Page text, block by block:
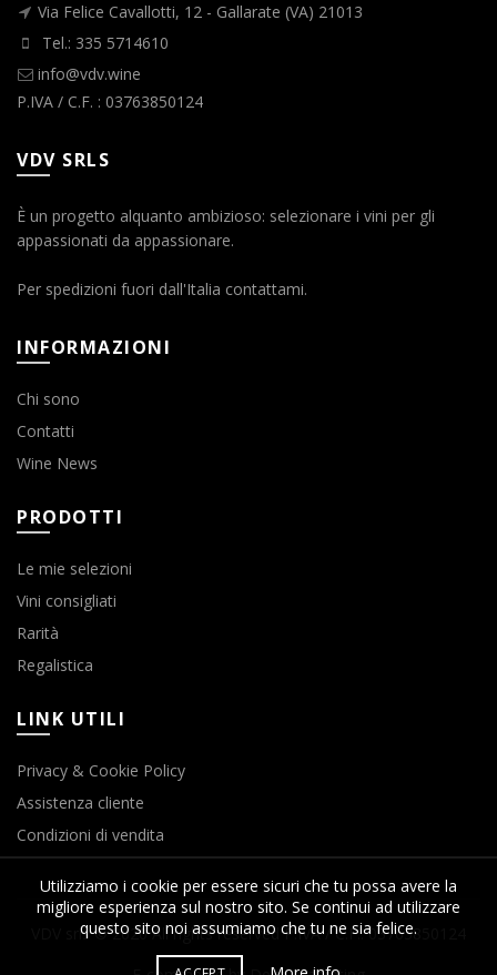
Via Felice Cavallotti, 12 - Gallarate (VA) 21013
Tel.: 335 5714610
info@vdv.wine
P.IVA / C.F. : 03763850124
VDV SRLS
È un progetto alquanto ambizioso: selezionare i vini per gli
appassionati da appassionare.
Per spedizioni fuori dall'Italia contattami.
INFORMAZIONI
Chi sono
Contatti
Wine News
PRODOTTI
Le mie selezioni
Vini consigliati
Rarità
Regalistica
LINK UTILI
Privacy & Cookie Policy
Assistenza cliente
Condizioni di vendita
VDV srls © 2020 All rights reserved P.IVA / C.F.: 03763850124
Utilizziamo i cookie per essere sicuri che tu possa avere la
migliore esperienza sul nostro sito. Se continui ad utilizzare
questo sito noi assumiamo che tu ne sia felice.